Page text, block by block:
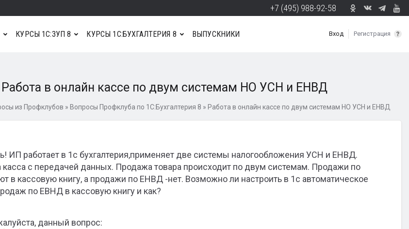
+7 (495) 988-92-58
Вход Регистрация
КУРСЫ 1С:ЗУП 8 КУРСЫ 1С:БУХГАЛТЕРИЯ 8 ВЫПУСКНИКИ
Работа в онлайн кассе по двум системам НО УСН и ЕНВД
из Профклубов » Вопросы Профклуба по 1С:Бухгалтерия 8 » Работа в онлайн кассе по двум системам НО УСН и ЕНВД
ИП работает в 1с бухгалтерия,применяет две системы налогообложения УСН и ЕНВД.
с передачей данных. Продажа товара происходит по двум системам. Продажи по
в кассовую книгу, а продажи по ЕНВД -нет. Возможно ли настроить в 1с автоматическое
по ЕВНД в кассовую книгу и как?
данный вопрос: